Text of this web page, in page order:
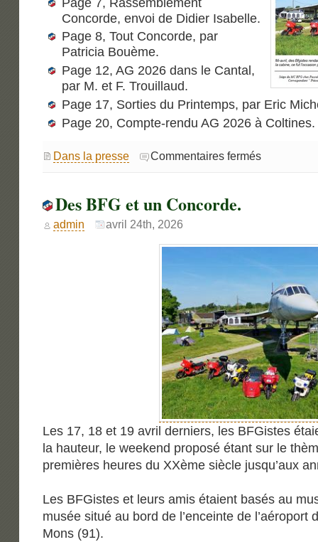
Concorde, envoi de Didier Isabelle.
Page 8, Tout Concorde, par
Patricia Bouème.
Page 12, AG 2026 dans le Cantal,
par M. et F. Trouillaud.
Page 17, Sorties du Printemps, par Eric
Page 20, Compte-rendu AG 2026 à Coltines.
Dans la presse Commentaires ferméssur
La
Des BFG et un Concorde.
admin avril 24th, 2026
Les 17, 18 et 19 avril derniers, les BFGistes
la hauteur, le weekend proposé étant sur le
premières heures du XXème siècle jusqu’aux
Les BFGistes et leurs amis étaient basés au
musée situé au bord de l’enceinte de l’aéroport
Mons (91).